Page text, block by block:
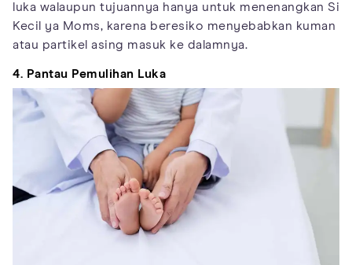
luka walaupun tujuannya hanya untuk menenangkan Si
Kecil ya Moms, karena beresiko menyebabkan kuman
atau partikel asing masuk ke dalamnya.
4. Pantau Pemulihan Luka